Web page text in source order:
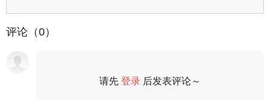
评论（0）
请先登录 后发表评论～